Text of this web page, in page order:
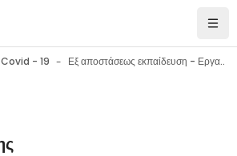
Covid - 19 Εξ αποστάσεως εκπαίδευση - Εργαλεία επικοινωνίας - Εργαλεία συνεργασίας - Συμβουλές